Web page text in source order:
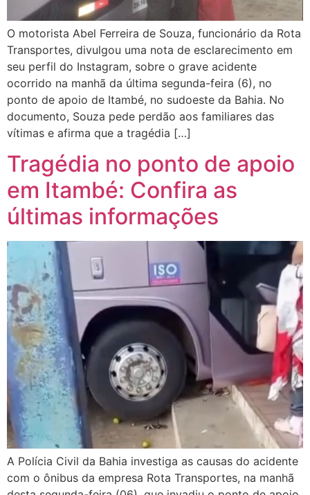
O motorista Abel Ferreira de Souza, funcionário da Rota
Transportes, divulgou uma nota de esclarecimento em
seu perfil do Instagram, sobre o grave acidente
ocorrido na manhã da última segunda-feira (6), no
ponto de apoio de Itambé, no sudoeste da Bahia. No
documento, Souza pede perdão aos familiares das
vítimas e afirma que a tragédia […]
Tragédia no ponto de apoio
em Itambé: Confira as
últimas informações
A Polícia Civil da Bahia investiga as causas do acidente
com o ônibus da empresa Rota Transportes, na manhã